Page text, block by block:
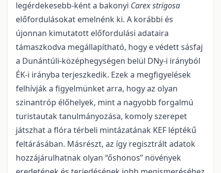
legérdekesebb-ként a bakonyi Carex strigosa
előfordulásokat emelnénk ki. A korábbi és
újonnan kimutatott előfordulási adataira
támaszkodva megállapítható, hogy e védett sásfaj
a Dunántúli-középhegységen belül DNy-i irányból
ÉK-i irányba terjeszkedik. Ezek a megfigyelések
felhívják a figyelmünket arra, hogy az olyan
szinantróp élőhelyek, mint a nagyobb forgalmú
turistautak tanulmányozása, komoly szerepet
játszhat a flóra térbeli mintázatának KEF léptékű
feltárásában. Másrészt, az így regisztrált adatok
hozzájárulhatnak olyan “őshonos” növények